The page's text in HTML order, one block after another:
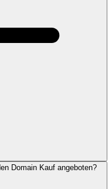
Domain Kauf angeboten?